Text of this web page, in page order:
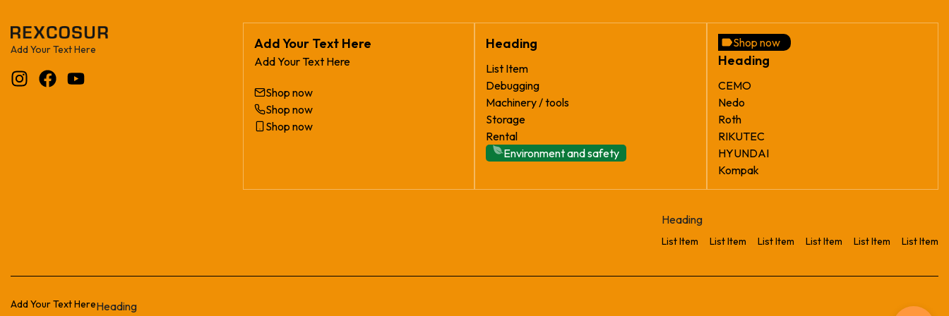
Add Your Text Here Add Your Text Here
Add Your Text Here
Shop now
Shop now
Shop now
Heading
List Item
Debugging
Machinery / tools
Storage
Rental
Environment and safety
Shop now
Heading
CEMO
Nedo
Roth
RIKUTEC
HYUNDAI
Kompak
Heading
List Item List Item List Item List Item List Item List Item
Add Your Text HereHeading